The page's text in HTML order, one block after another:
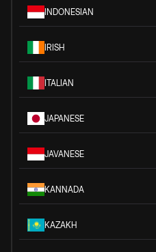
INDONESIAN
IRISH
ITALIAN
JAPANESE
JAVANESE
KANNADA
KAZAKH